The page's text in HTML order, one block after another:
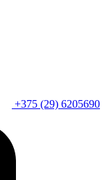
+375 (29) 6205690